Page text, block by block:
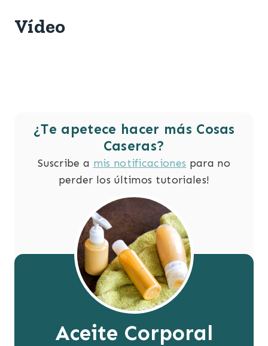
Vídeo
¿Te apetece hacer más Cosas
Caseras?
Suscribe a mis notificaciones para no
perder los últimos tutoriales!
Aceite Corporal